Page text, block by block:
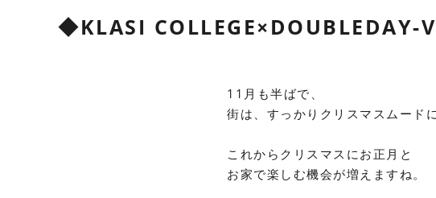
◆KLASI COLLEGE×DOUBLEDAY-
11月も半ばで、
街は、すっかりクリスマスムード
これからクリスマスにお正月と
お家で楽しむ機会が増えますね。